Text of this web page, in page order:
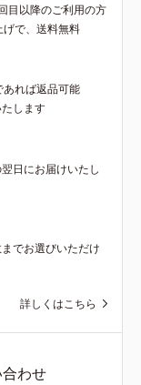
目以降のご利用の方
で、送料無料
れば返品可能
します
日にお届けいたし
でお選びいただけ
詳しくはこちら
わせ